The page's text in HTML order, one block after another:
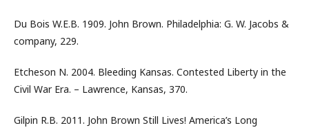
Du Bois W.E.B. 1909. John Brown. Philadelphia: G. W. Jacobs &
company, 229.
Etcheson N. 2004. Bleeding Kansas. Contested Liberty in the
Civil War Era. – Lawrence, Kansas, 370.
Gilpin R.B. 2011. John Brown Still Lives! America’s Long